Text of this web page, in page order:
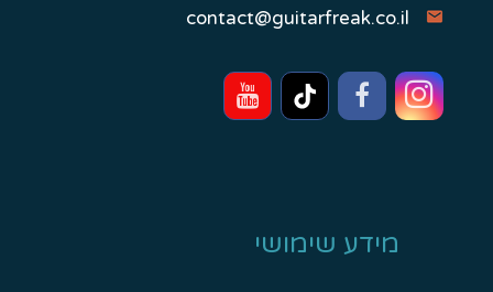
contact@guitarfreak.co.il
מידע שימושי